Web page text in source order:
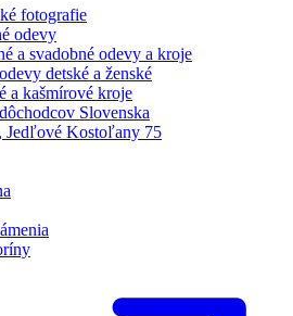
fotografie
odevy
a svadobné odevy a kroje
detské a ženské
a kašmírové kroje
Slovenska
Jedľové Kostoľany 75